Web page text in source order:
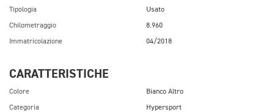
Tipologia Usato
Chilometraggio 8.960
Immatricolazione 04/2018
CARATTERISTICHE
Colore Bianco Altro
Categoria Hypersport